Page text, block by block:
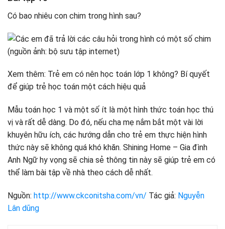
Có bao nhiêu con chim trong hình sau?
Xem thêm: Trẻ em có nên học toán lớp 1 không? Bí quyết
để giúp trẻ học toán một cách hiệu quả
Mẫu toán học 1 và một số ít là một hình thức toán học thú
vị và rất dễ dàng. Do đó, nếu cha mẹ nắm bắt một vài lời
khuyên hữu ích, các hướng dẫn cho trẻ em thực hiện hình
thức này sẽ không quá khó khăn. Shining Home – Gia đình
Anh Ngữ hy vọng sẽ chia sẻ thông tin này sẽ giúp trẻ em có
thể làm bài tập về nhà theo cách dễ nhất.
Nguồn: http://www.ckconitsha.com/vn/ Tác giả: Nguyễn
Lân dũng